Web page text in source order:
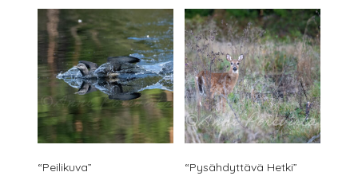
muunnelma.
Voit
tehdä
valinnat
tuotteen
sivulla.
Voit
tehdä
valinnat
tuotteen
sivulla.
“Peilikuva” “Pysähdyttävä Hetki”